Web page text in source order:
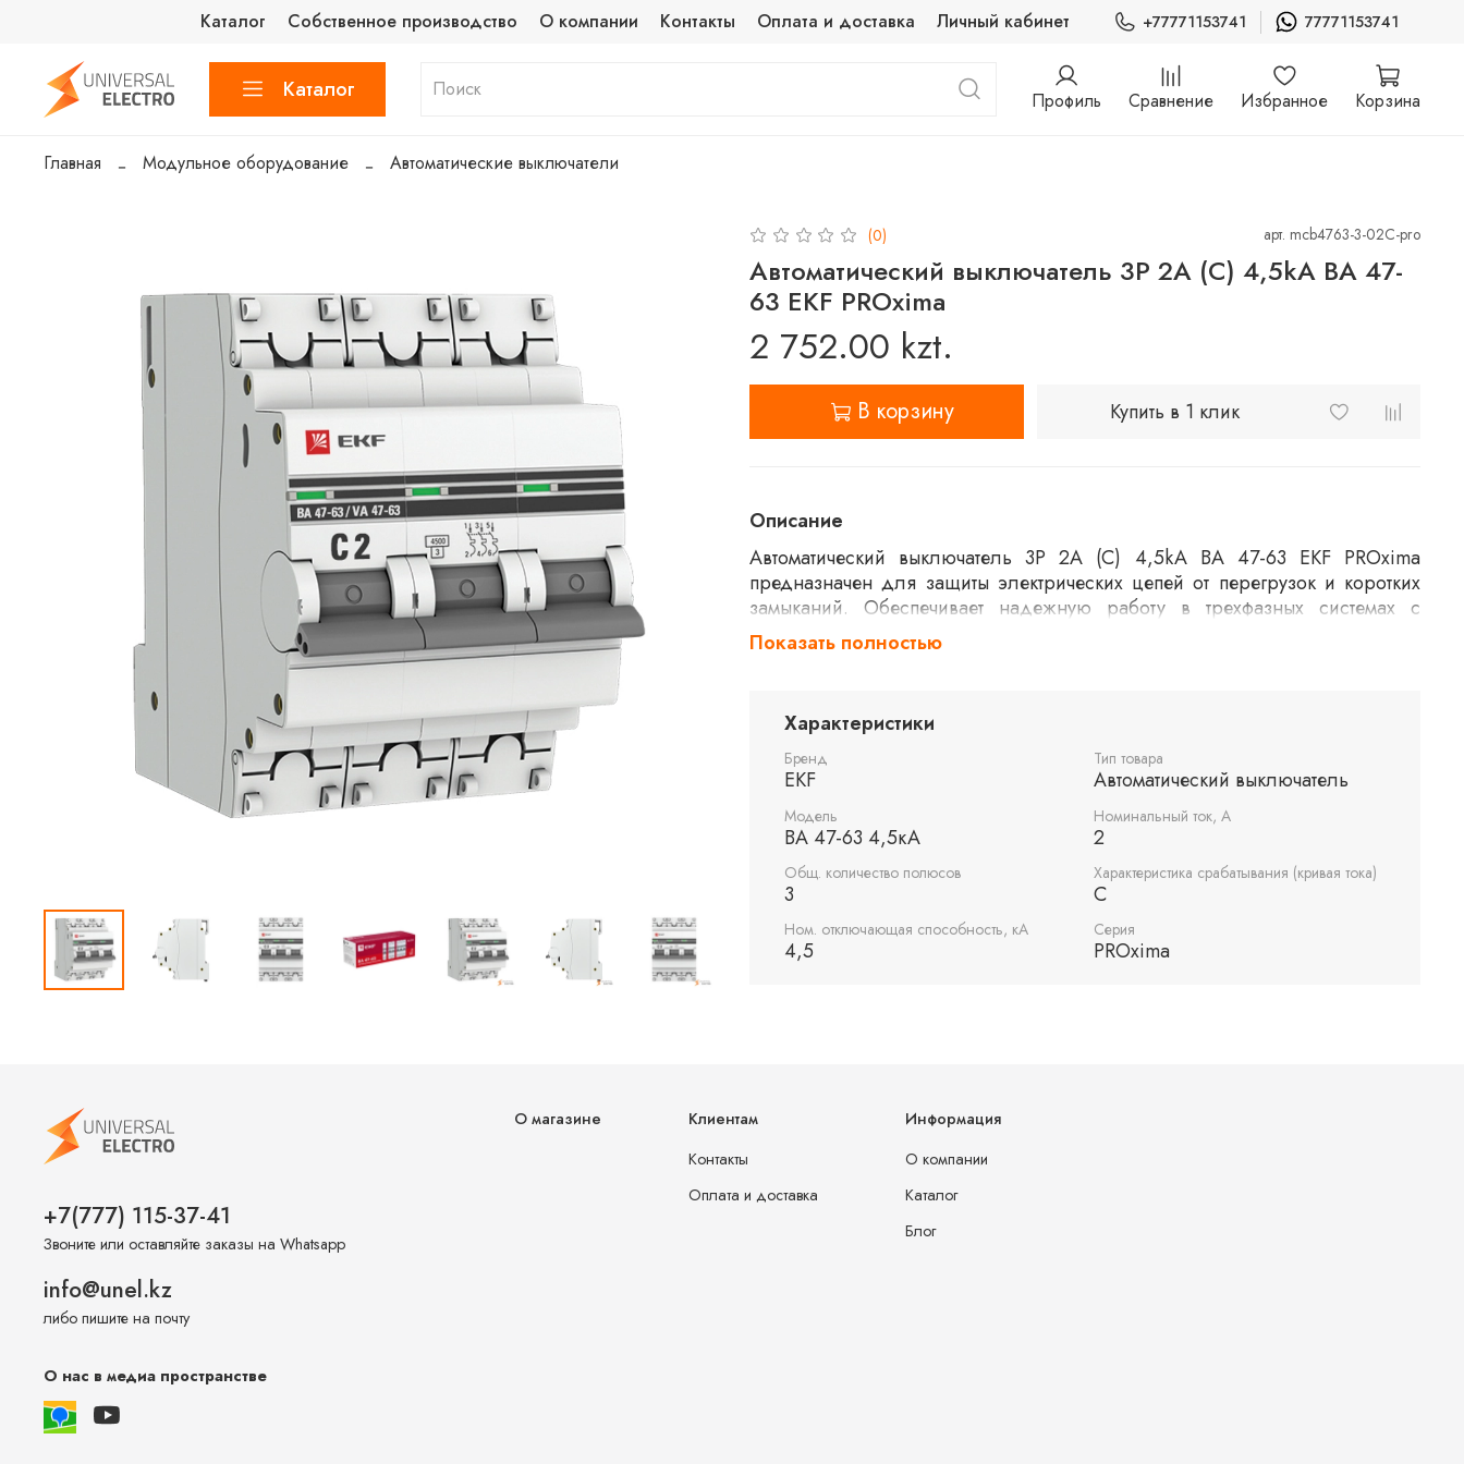
Каталог Собственное производство О компании Контакты Оплата и доставка Личный кабинет +77771153741 77771153741
Каталог Профиль Сравнение Избранное Корзина
Главная Модульное оборудование Автоматические выключатели
(0) арт. mcb4763-3-02C-pro
Автоматический выключатель 3P 2А (C) 4,5kA ВА 47-
63 EKF PROxima
2 752.00 kzt.
В корзину Купить в 1 клик
Описание
Автоматический выключатель 3P 2А (C) 4,5kA ВА 47-63 EKF PROxima
предназначен для защиты электрических цепей от перегрузок и коротких
замыканий. Обеспечивает надежную работу в трехфазных системах с
номинальным током 2 ампера. Характеристика C указывает на среднее
время срабатывания, что делает его подходящим для цепей с умеренными
Показать полностью
Характеристики
Бренд
EKF
Тип товара
Автоматический выключатель
Модель
ВА 47-63 4,5кА
Номинальный ток, А
2
Общ. количество полюсов
3
Характеристика срабатывания (кривая тока)
C
Ном. отключающая способность, кА
4,5
Серия
PROxima
О магазине
Клиентам
Контакты
Оплата и доставка
Информация
О компании
Каталог
Блог
+7(777) 115-37-41
Звоните или оставляйте заказы на Whatsapp
info@unel.kz
либо пишите на почту
О нас в медиа пространстве